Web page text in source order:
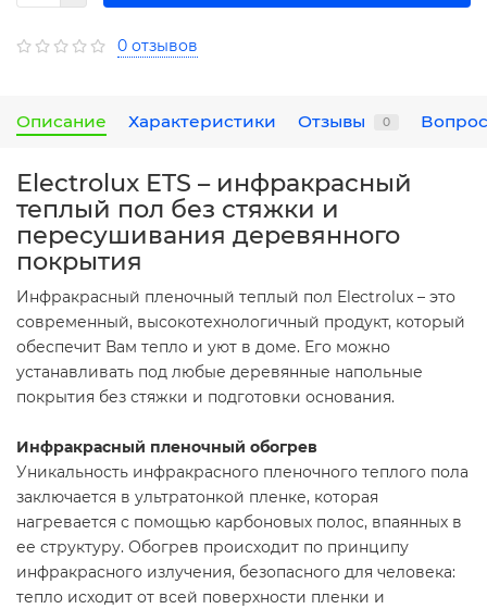
0 отзывов
Описание Характеристики Отзывы 0
Electrolux ETS – инфракрасный
теплый пол без стяжки и
пересушивания деревянного
покрытия
Инфракрасный пленочный теплый пол Electrolux – это
современный, высокотехнологичный продукт, который
обеспечит Вам тепло и уют в доме. Его можно
устанавливать под любые деревянные напольные
покрытия без стяжки и подготовки основания.
Инфракрасный пленочный обогрев
Уникальность инфракрасного пленочного теплого пола
заключается в ультратонкой пленке, которая
нагревается с помощью карбоновых полос, впаянных в
ее структуру. Обогрев происходит по принципу
инфракрасного излучения, безопасного для человека:
тепло исходит от всей поверхности пленки и